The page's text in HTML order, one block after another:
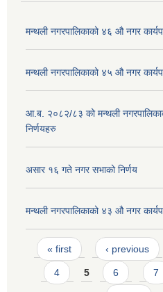
मन्थली नगरपालिकाको ४६ औ नगर
मन्थली नगरपालिकाको ४५ औ नगर
आ.ब. २०८२/८३ को मन्थली
निर्णयहरु
असार १६ गते नगर सभाको निर्णय
मन्थली नगरपालिकाको ४३ औ नगर
Pages
« first ‹ previous
4 5 6 7